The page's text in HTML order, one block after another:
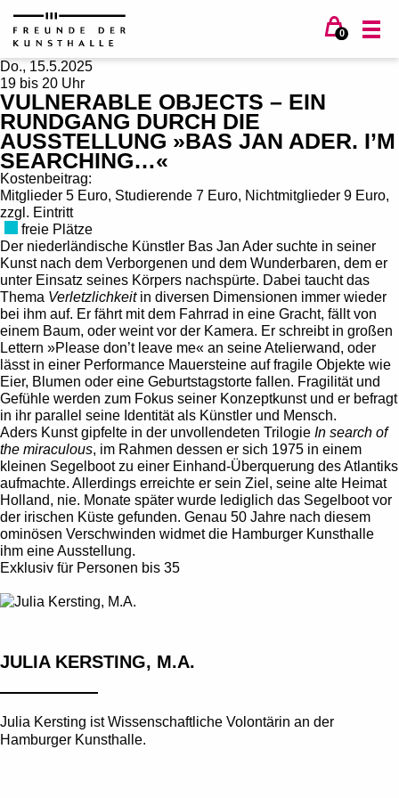
0
Do., 15.5.2025
19 bis 20 Uhr
VULNERABLE OBJECTS – EIN
RUNDGANG DURCH DIE
AUSSTELLUNG »BAS JAN ADER. I’M
SEARCHING…«
Kostenbeitrag:
Mitglieder 5 Euro, Studierende 7 Euro, Nichtmitglieder 9 Euro,
zzgl. Eintritt
freie Plätze
Der niederländische Künstler Bas Jan Ader suchte in seiner
Kunst nach dem Verborgenen und dem Wunderbaren, dem er
unter Einsatz seines Körpers nachspürte. Dabei taucht das
Thema Verletzlichkeitin diversen Dimensionen immer wieder
bei ihm auf. Er fährt mit dem Fahrrad in eine Gracht, fällt von
einem Baum, oder weint vor der Kamera. Er schreibt in großen
Lettern »Please don’t leave me« an seine Atelierwand, oder
lässt in einer Performance Mauersteine auf fragile Objekte wie
Eier, Blumen oder eine Geburtstagstorte fallen. Fragilität und
Gefühle werden zum Fokus seiner Konzeptkunst und er befragt
in ihr parallel seine Identität als Künstler und Mensch.
Aders Kunst gipfelte in der unvollendeten Trilogie In search of
the miraculous, im Rahmen dessen er sich 1975 in einem
kleinen Segelboot zu einer Einhand-Überquerung des Atlantiks
aufmachte. Allerdings erreichte er sein Ziel, seine alte Heimat
Holland, nie. Monate später wurde lediglich das Segelboot vor
der irischen Küste gefunden. Genau 50 Jahre nach diesem
ominösen Verschwinden widmet die Hamburger Kunsthalle
ihm eine Ausstellung.
Exklusiv für Personen bis 35
JULIA KERSTING, M.A.
Julia Kersting ist Wissenschaftliche Volontärin an der
Hamburger Kunsthalle.